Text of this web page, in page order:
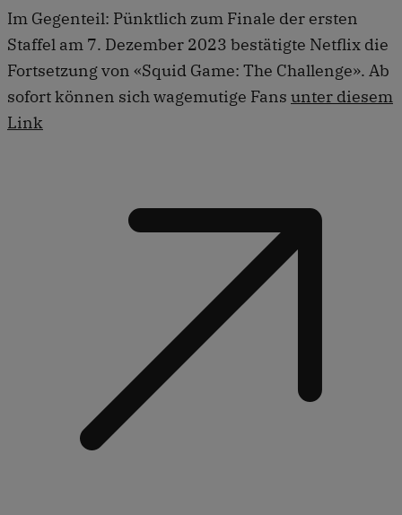
Im Gegenteil: Pünktlich zum Finale der ersten
Staffel am 7. Dezember 2023 bestätigte Netflix die
Fortsetzung von «Squid Game: The Challenge». Ab
sofort können sich wagemutige Fans unter diesem
Link